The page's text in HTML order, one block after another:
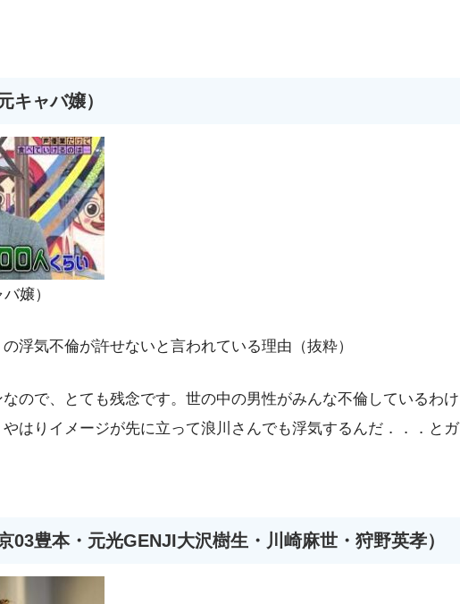
キャバ嬢）
嬢）
浮気不倫が許せないと言われている理由（抜粋）
なので、とても残念です。世の中の男性がみんな不倫しているわけ
はりイメージが先に立って浪川さんでも浮気するんだ．．．とガ
03豊本・元光GENJI大沢樹生・川崎麻世・狩野英孝）